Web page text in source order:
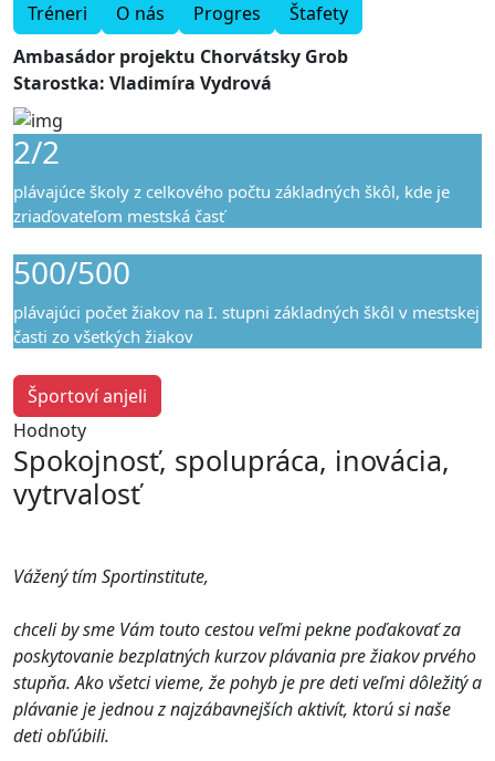
Tréneri O nás Progres
Štafety
Ambasádor projektu Chorvátsky Grob
Starostka: Vladimíra Vydrová
2/2
plávajúce školy z celkového počtu základných škôl, kde je
zriaďovateľom mestská časť
500/500
plávajúci počet žiakov na I. stupni základných škôl v mestskej
časti zo všetkých žiakov
Športoví anjeli
Hodnoty
Spokojnosť, spolupráca, inovácia,
vytrvalosť
Vážený tím Sportinstitute,
chceli by sme Vám touto cestou veľmi pekne poďakovať za
poskytovanie bezplatných kurzov plávania pre žiakov prvého
stupňa. Ako všetci vieme, že pohyb je pre deti veľmi dôležitý a
plávanie je jednou z najzábavnejších aktivít, ktorú si naše
deti obľúbili.